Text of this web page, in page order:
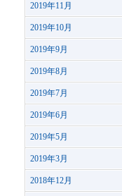
2019年11月
2019年10月
2019年9月
2019年8月
2019年7月
2019年6月
2019年5月
2019年3月
2018年12月